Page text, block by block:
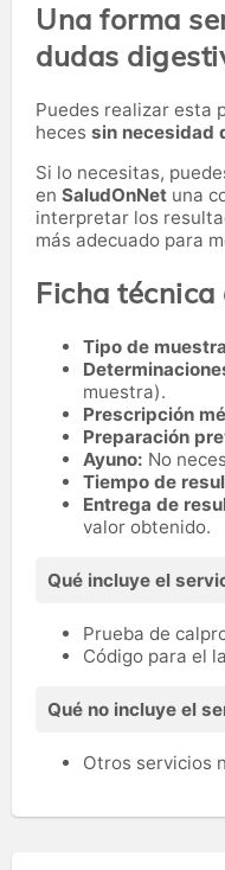
Una forma
dudas
Puedes realizar esta
heces sin necesidad
Si lo necesitas,
en SaludOnNet una
interpretar los
más adecuado para
Ficha
Tipo de muestra
muestra).
Prescripción
Preparación
Ayuno: No
Tiempo de
Entrega de
valor obtenido.
Qué incluye el
Prueba de
Código para el
Qué no incluye el
Otros servicios